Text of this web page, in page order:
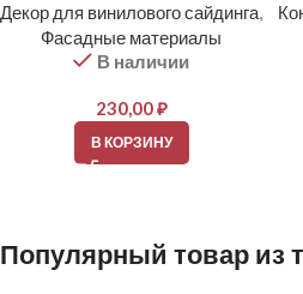
Декор для винилового сайдинга,
Фасадные материалы
В наличии
230,00₽
В КОРЗИНУ
Популярный товар из